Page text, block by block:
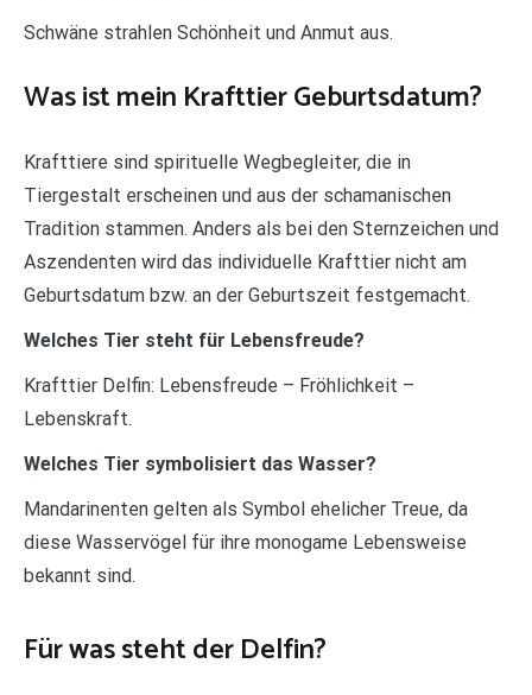
Schwäne strahlen Schönheit und Anmut aus.
Was ist mein Krafttier Geburtsdatum?
Krafttiere sind spirituelle Wegbegleiter, die in
Tiergestalt erscheinen und aus der schamanischen
Tradition stammen. Anders als bei den Sternzeichen und
Aszendenten wird das individuelle Krafttier nicht am
Geburtsdatum bzw. an der Geburtszeit festgemacht.
Welches Tier steht für Lebensfreude?
Krafttier Delfin: Lebensfreude – Fröhlichkeit –
Lebenskraft.
Welches Tier symbolisiert das Wasser?
Mandarinenten gelten als Symbol ehelicher Treue, da
diese Wasservögel für ihre monogame Lebensweise
bekannt sind.
Für was steht der Delfin?